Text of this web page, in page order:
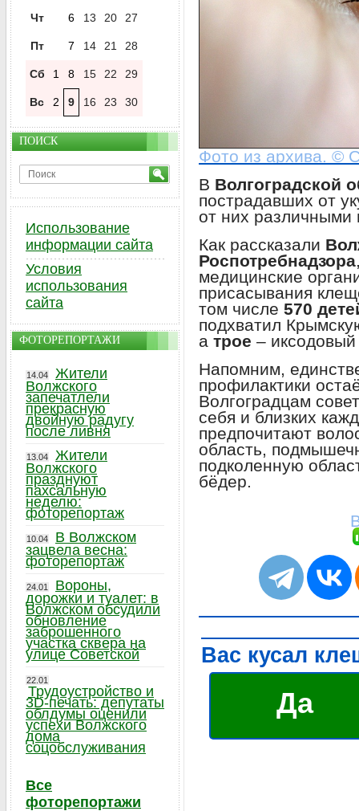
Фото из архива. ©
В Волгоградской
пострадавших от
от них
Как рассказали
Роспотребнадзора
медицинские
присасывания
том числе 570
подхватил
а трое –
Напомним,
профилактики
Волгоградцам
себя и близких
предпочитают
область,
подколенную
бёдер.
Вас кусал
Да
Чт 6 13 20 27
Пт 7 14 21 28
Сб 1 8 15 22 29
Вс 2 9 16 23 30
ПОИСК
Использование
информации сайта
Условия
использования
сайта
ФОТОРЕПОРТАЖИ
14.04
Жители
Волжского
запечатлели
прекрасную
двойную радугу
после ливня
13.04
Жители
Волжского
празднуют
пахсальную
неделю:
фоторепортаж
10.04
В Волжском
зацвела весна:
фоторепортаж
24.01
Вороны,
дорожки и туалет: в
Волжском обсудили
обновление
заброшенного
участка сквера на
улице Советской
22.01
Трудоустройство и
3D-печать: депутаты
облдумы оценили
успехи Волжского
дома
соцобслуживания
Все
фоторепортажи